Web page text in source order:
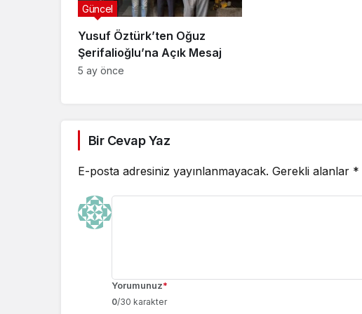
Yusuf Öztürk’ten Oğuz
Şerifalioğlu’na Açık Mesaj
Güncel
5 ay önce
Bir Cevap Yaz
E-posta adresiniz yayınlanmayacak. Gerekli alanlar *
Yorumunuz*
0/30 karakter